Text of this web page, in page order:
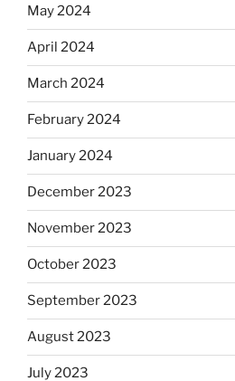
May 2024
April 2024
March 2024
February 2024
January 2024
December 2023
November 2023
October 2023
September 2023
August 2023
July 2023